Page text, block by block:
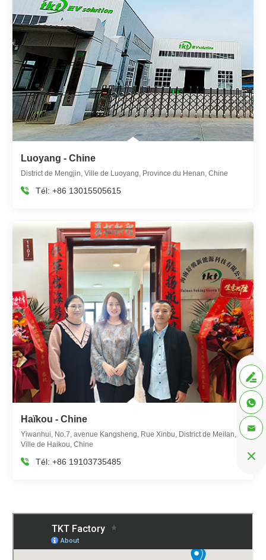
Luoyang - Chine
District de Mengjin, Ville de Luoyang, Province du Henan, Chine
 Tél: +86 13015505615
Haïkou - Chine
Yiwanhui, No.7, avenue Kangsheng, Rue Xinbu, District de Meilan,
Ville de Haikou, Chine
 Tél: +86 19103735485



